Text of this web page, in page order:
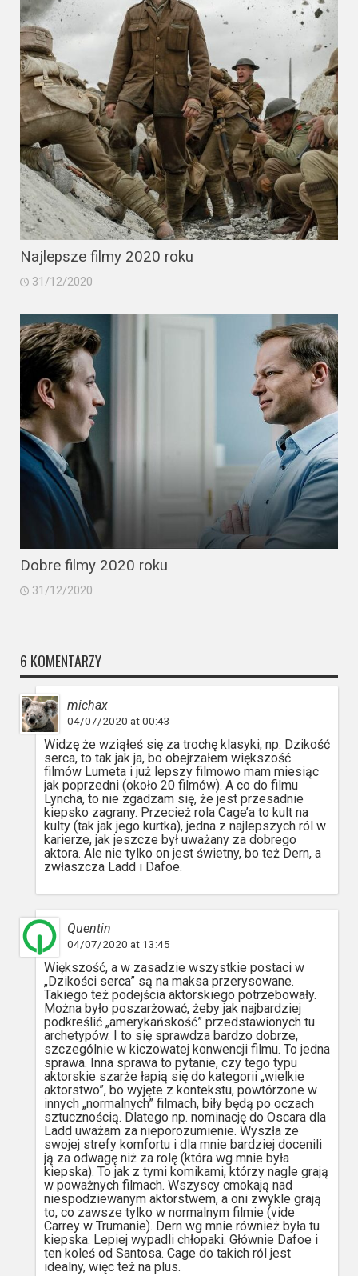
Najlepsze filmy 2020 roku
31/12/2020
Dobre filmy 2020 roku
31/12/2020
6 KOMENTARZY
michax
04/07/2020 at 00:43
Widzę że wziąłeś się za trochę klasyki, np. Dzikość
serca, to tak jak ja, bo obejrzałem większość
filmów Lumeta i już lepszy filmowo mam miesiąc
jak poprzedni (około 20 filmów). A co do filmu
Lyncha, to nie zgadzam się, że jest przesadnie
kiepsko zagrany. Przecież rola Cage’a to kult na
kulty (tak jak jego kurtka), jedna z najlepszych ról w
karierze, jak jeszcze był uważany za dobrego
aktora. Ale nie tylko on jest świetny, bo też Dern, a
zwłaszcza Ladd i Dafoe.
Quentin
04/07/2020 at 13:45
Większość, a w zasadzie wszystkie postaci w
„Dzikości serca” są na maksa przerysowane.
Takiego też podejścia aktorskiego potrzebowały.
Można było poszarżować, żeby jak najbardziej
podkreślić „amerykańskość” przedstawionych tu
archetypów. I to się sprawdza bardzo dobrze,
szczególnie w kiczowatej konwencji filmu. To jedna
sprawa. Inna sprawa to pytanie, czy tego typu
aktorskie szarże łapią się do kategorii „wielkie
aktorstwo”, bo wyjęte z kontekstu, powtórzone w
innych „normalnych” filmach, biły będą po oczach
sztucznością. Dlatego np. nominację do Oscara dla
Ladd uważam za nieporozumienie. Wyszła ze
swojej strefy komfortu i dla mnie bardziej docenili
ją za odwagę niż za rolę (która wg mnie była
kiepska). To jak z tymi komikami, którzy nagle grają
w poważnych filmach. Wszyscy cmokają nad
niespodziewanym aktorstwem, a oni zwykle grają
to, co zawsze tylko w normalnym filmie (vide
Carrey w Trumanie). Dern wg mnie również była tu
kiepska. Lepiej wypadli chłopaki. Głównie Dafoe i
ten koleś od Santosa. Cage do takich ról jest
idealny, więc też na plus.